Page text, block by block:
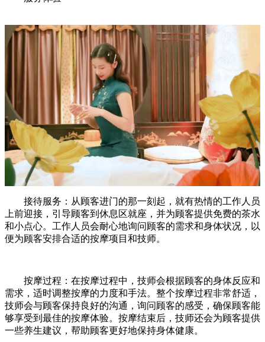
接待服务：从顾客进门的那一刻起，就有热情的工作人员
上前迎接，引导顾客到休息区就座，并为顾客提供免费的茶水
和小点心。工作人员会耐心地询问顾客的需求和身体状况，以
便为顾客安排合适的按摩项目和技师。
按摩过程：在按摩过程中，技师会根据顾客的身体反应和
需求，适时调整按摩的力度和手法。整个按摩过程非常舒适，
技师会与顾客保持良好的沟通，询问顾客的感受，确保顾客能
够享受到最佳的按摩体验。按摩结束后，技师还会为顾客提供
一些养生建议，帮助顾客更好地保持身体健康。